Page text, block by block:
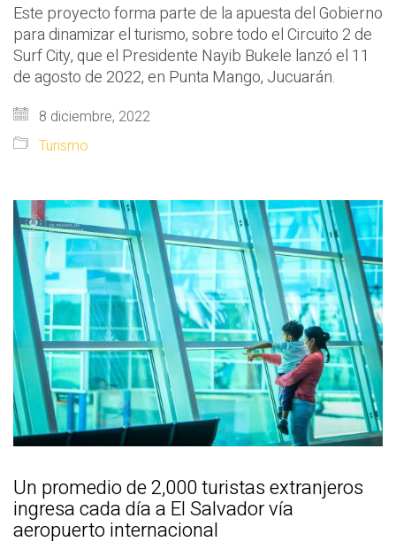
Este proyecto forma parte de la apuesta del Gobierno
para dinamizar el turismo, sobre todo el Circuito 2 de
Surf City, que el Presidente Nayib Bukele lanzó el 11
de agosto de 2022, en Punta Mango, Jucuarán.
8 diciembre, 2022
Turismo
Un promedio de 2,000 turistas extranjeros
ingresa cada día a El Salvador vía
aeropuerto internacional